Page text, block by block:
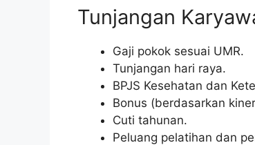
Tunjangan
Gaji pokok sesuai UMR.
Tunjangan hari raya.
BPJS Kesehatan dan
Bonus (berdasarkan
Cuti tahunan.
Peluang pelatihan dan